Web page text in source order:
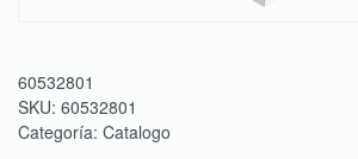
60532801
SKU: 60532801
Categoría: Catalogo